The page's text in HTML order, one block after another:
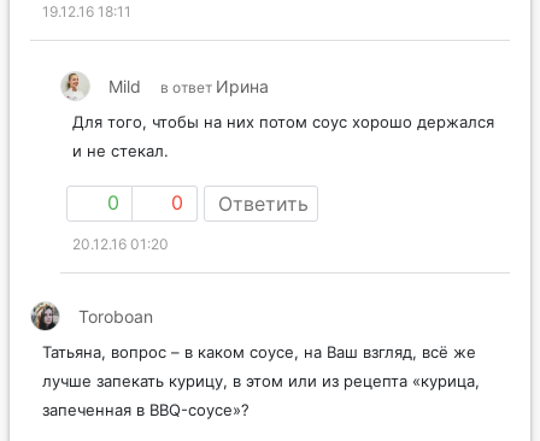
19.12.16 18:11
Mild в ответ Ирина
Для того, чтобы на них потом соус хорошо держался
и не стекал.
0 0 Ответить
20.12.16 01:20
Toroboan
Татьяна, вопрос – в каком соусе, на Ваш взгляд, всё же
лучше запекать курицу, в этом или из рецепта «курица,
запеченная в BBQ-соусе»?